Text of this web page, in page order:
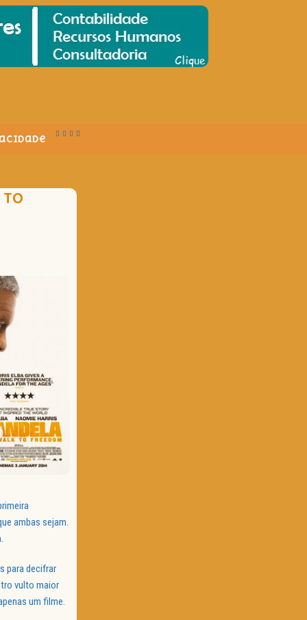
ambas sejam.
para decifrar
vulto maior
um filme.